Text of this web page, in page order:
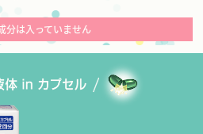
分は入っていません